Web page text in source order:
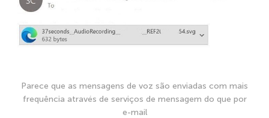
Parece que as mensagens de voz são enviadas com mais
frequência através de serviços de mensagem do que por
e-mail